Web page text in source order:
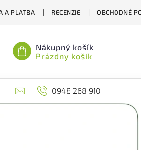
A PLATBA RECENZIE OBCHODNÉ
Nákupný košík
Prázdny košík
VIANOCE ĎALŠIE ZAUJÍMAVÉ
0948 268 910